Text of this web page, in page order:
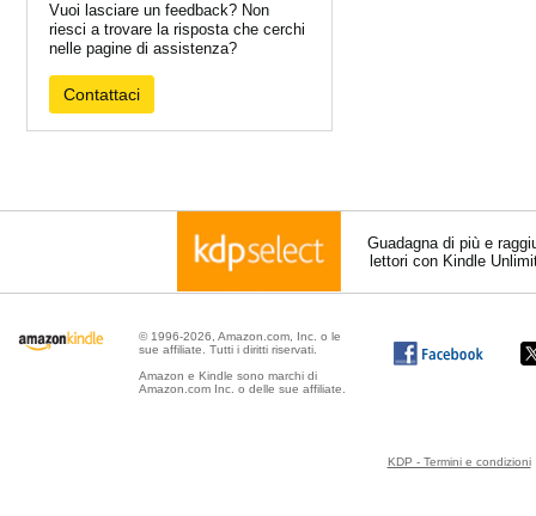
Vuoi lasciare un feedback? Non
riesci a trovare la risposta che cerchi
nelle pagine di assistenza?
Contattaci
Guadagna di più e
lettori con Kindle
© 1996-2026, Amazon.com, Inc. o le
sue affiliate. Tutti i diritti riservati.
Amazon e Kindle sono marchi di
Amazon.com Inc. o delle sue affiliate.
KDP - Termini e condizioni